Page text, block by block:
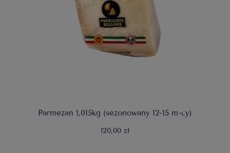
Parmezan 1,015kg (sezonowany 12-15 m-cy)
120,00 zł